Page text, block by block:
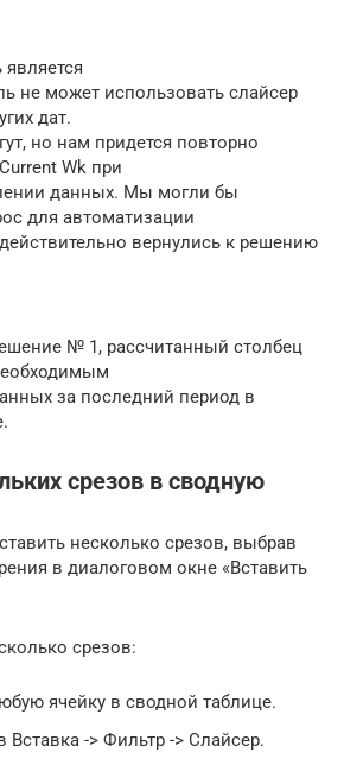
не может использовать слайсер
дат.
но нам придется повторно
Wk при
данных. Мы могли бы
для автоматизации
вернулись к решению
№ 1, рассчитанный столбец
за последний период в
срезов в сводную
несколько срезов, выбрав
в диалоговом окне «Вставить
срезов:
ячейку в сводной таблице.
Вставка -> Фильтр -> Слайсер.